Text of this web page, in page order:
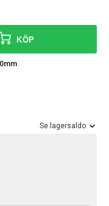
KÖP
Se lagersaldo